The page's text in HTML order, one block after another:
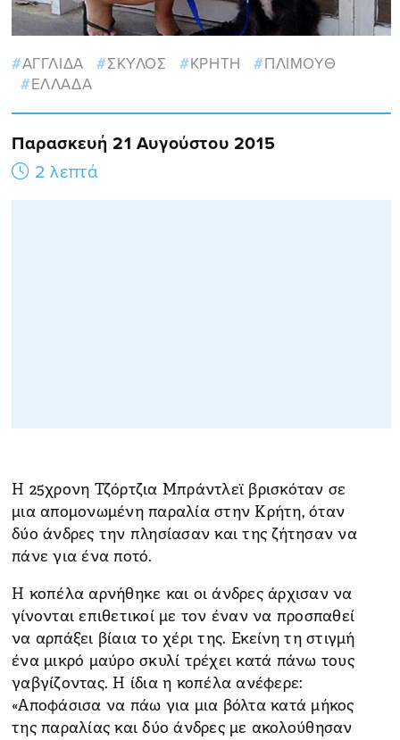
ΑΓΓΛΙΔΑ ΣΚΥΛΟΣ ΚΡΗΤΗ
ΠΛΙΜΟΥΘ
ΕΛΛΑΔΑ
Παρασκευή 21 Αυγούστου 2015
2 λεπτά
Η 25χρονη Τζόρτζια Μπράντλεϊ βρισκόταν σε
μια απομονωμένη παραλία στην Κρήτη, όταν
δύο άνδρες την πλησίασαν και της ζήτησαν να
πάνε για ένα ποτό.
Η κοπέλα αρνήθηκε και οι άνδρες άρχισαν να
γίνονται επιθετικοί με τον έναν να προσπαθεί
να αρπάξει βίαια το χέρι της. Εκείνη τη στιγμή
ένα μικρό μαύρο σκυλί τρέχει κατά πάνω τους
γαβγίζοντας. Η ίδια η κοπέλα ανέφερε:
«Αποφάσισα να πάω για μια βόλτα κατά μήκος
της παραλίας και δύο άνδρες με ακολούθησαν